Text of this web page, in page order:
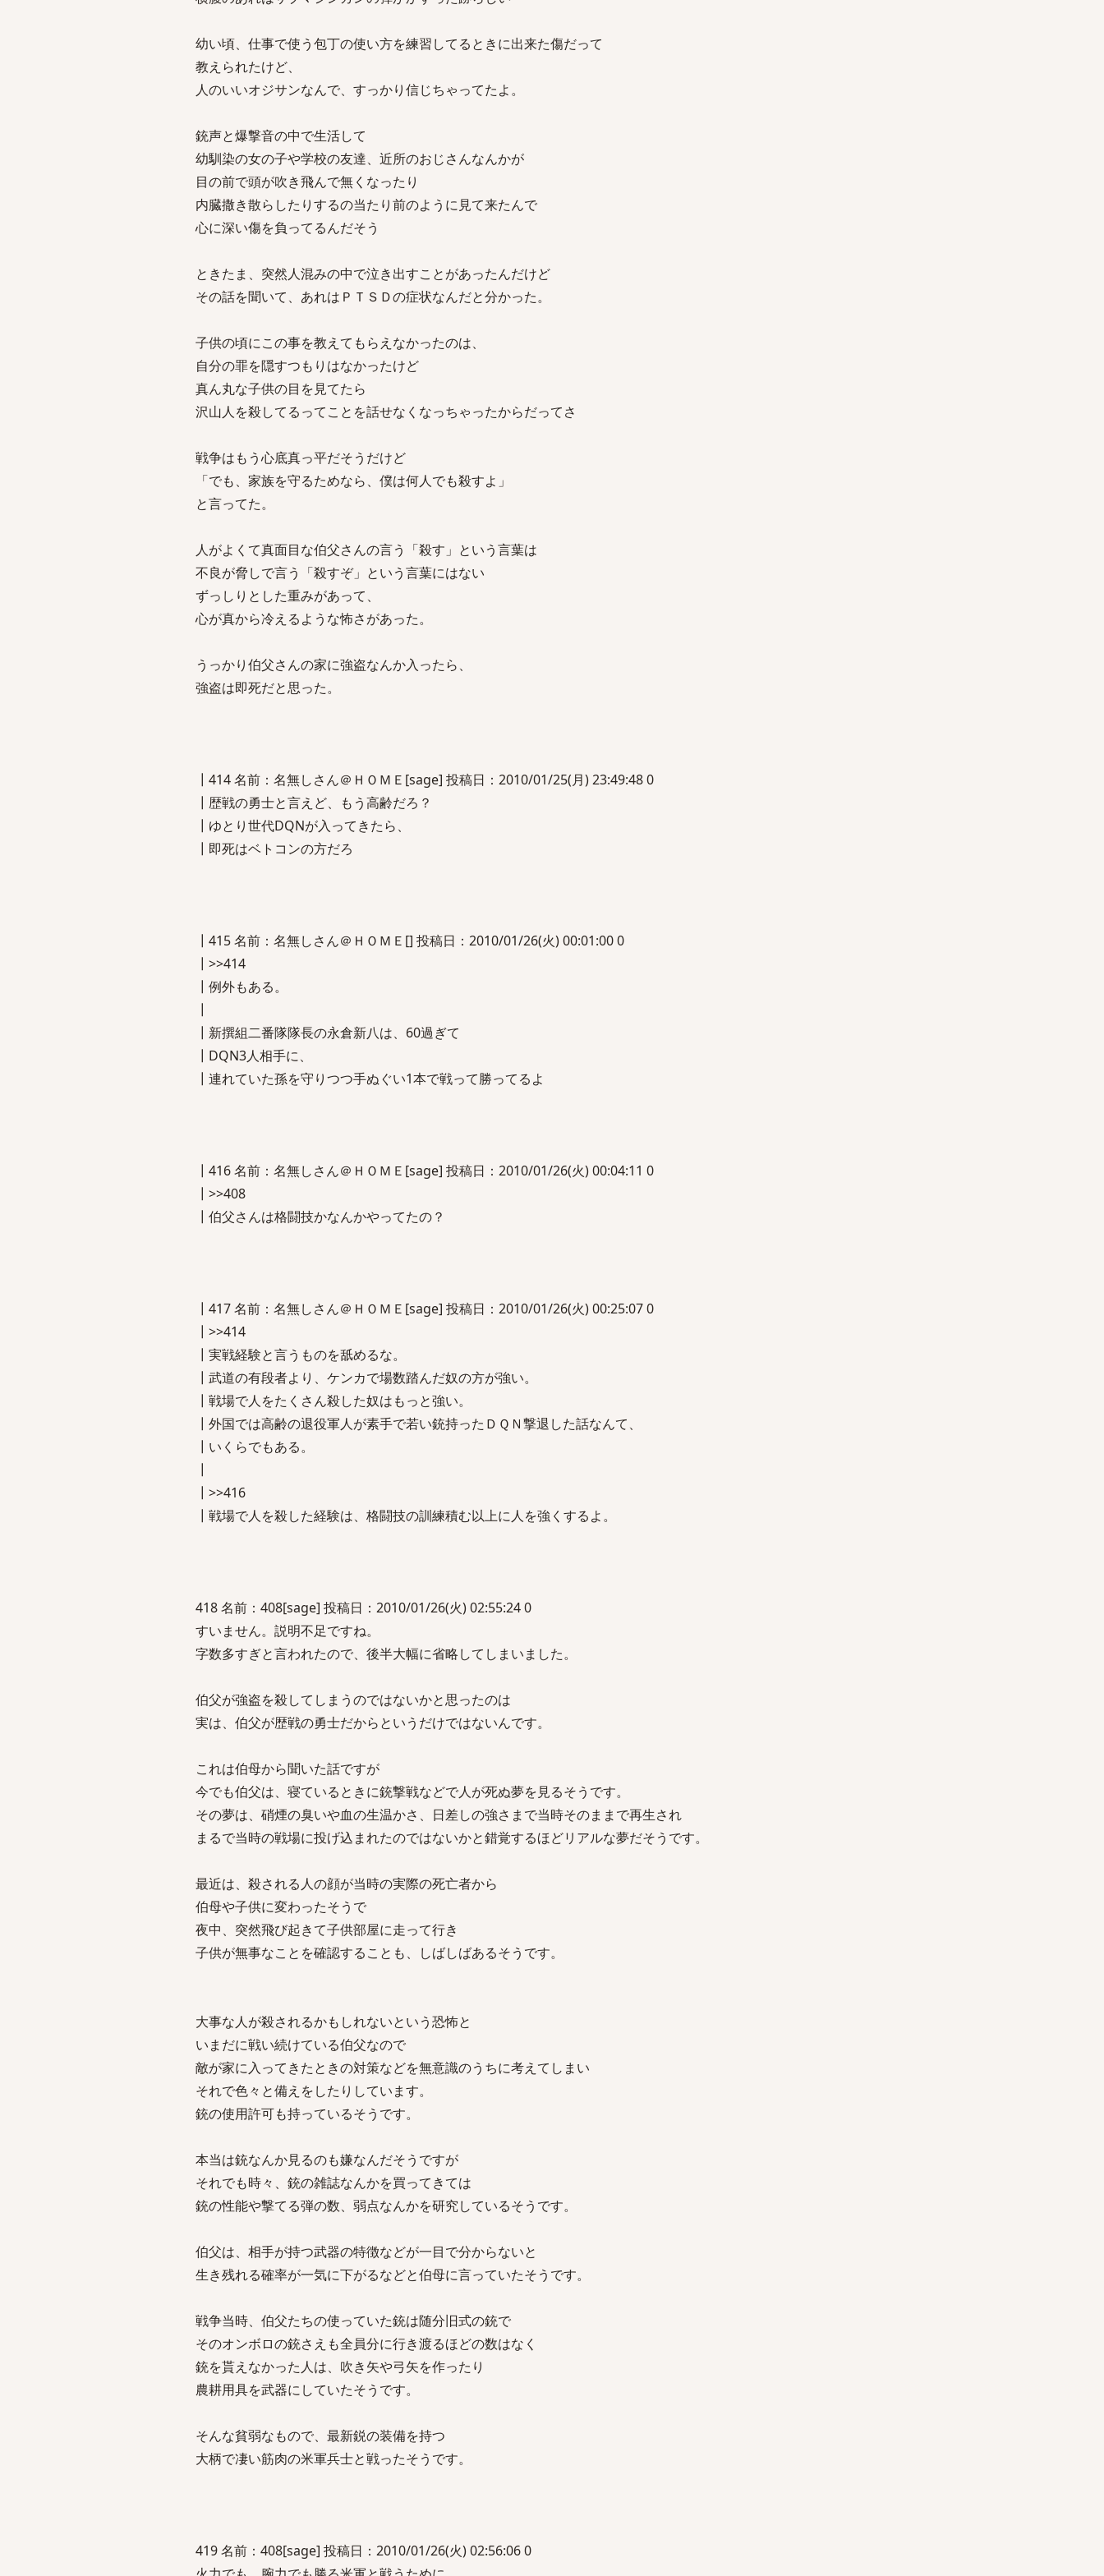
幼い頃、仕事で使う包丁の使い方を練習してるときに出来た傷だって
教えられたけど、
人のいいオジサンなんで、すっかり信じちゃってたよ。
銃声と爆撃音の中で生活して
幼馴染の女の子や学校の友達、近所のおじさんなんかが
目の前で頭が吹き飛んで無くなったり
内臓撒き散らしたりするの当たり前のように見て来たんで
心に深い傷を負ってるんだそう
ときたま、突然人混みの中で泣き出すことがあったんだけど
その話を聞いて、あれはＰＴＳＤの症状なんだと分かった。
子供の頃にこの事を教えてもらえなかったのは、
自分の罪を隠すつもりはなかったけど
真ん丸な子供の目を見てたら
沢山人を殺してるってことを話せなくなっちゃったからだってさ
戦争はもう心底真っ平だそうだけど
「でも、家族を守るためなら、僕は何人でも殺すよ」
と言ってた。
人がよくて真面目な伯父さんの言う「殺す」という言葉は
不良が脅しで言う「殺すぞ」という言葉にはない
ずっしりとした重みがあって、
心が真から冷えるような怖さがあった。
うっかり伯父さんの家に強盗なんか入ったら、
強盗は即死だと思った。
┃414 名前：名無しさん＠ＨＯＭＥ[sage] 投稿日：2010/01/25(月) 23:49:48 0
┃歴戦の勇士と言えど、もう高齢だろ？
┃ゆとり世代DQNが入ってきたら、
┃即死はベトコンの方だろ
┃415 名前：名無しさん＠ＨＯＭＥ[] 投稿日：2010/01/26(火) 00:01:00 0
┃>>414
┃例外もある。
┃
┃新撰組二番隊隊長の永倉新八は、60過ぎて
┃DQN3人相手に、
┃連れていた孫を守りつつ手ぬぐい1本で戦って勝ってるよ
┃416 名前：名無しさん＠ＨＯＭＥ[sage] 投稿日：2010/01/26(火) 00:04:11 0
┃>>408
┃伯父さんは格闘技かなんかやってたの？
┃417 名前：名無しさん＠ＨＯＭＥ[sage] 投稿日：2010/01/26(火) 00:25:07 0
┃>>414
┃実戦経験と言うものを舐めるな。
┃武道の有段者より、ケンカで場数踏んだ奴の方が強い。
┃戦場で人をたくさん殺した奴はもっと強い。
┃外国では高齢の退役軍人が素手で若い銃持ったＤＱＮ撃退した話なんて、
┃いくらでもある。
┃
┃>>416
┃戦場で人を殺した経験は、格闘技の訓練積む以上に人を強くするよ。
418 名前：408[sage] 投稿日：2010/01/26(火) 02:55:24 0
すいません。説明不足ですね。
字数多すぎと言われたので、後半大幅に省略してしまいました。
伯父が強盗を殺してしまうのではないかと思ったのは
実は、伯父が歴戦の勇士だからというだけではないんです。
これは伯母から聞いた話ですが
今でも伯父は、寝ているときに銃撃戦などで人が死ぬ夢を見るそうです。
その夢は、硝煙の臭いや血の生温かさ、日差しの強さまで当時そのままで再生され
まるで当時の戦場に投げ込まれたのではないかと錯覚するほどリアルな夢だそうです。
最近は、殺される人の顔が当時の実際の死亡者から
伯母や子供に変わったそうで
夜中、突然飛び起きて子供部屋に走って行き
子供が無事なことを確認することも、しばしばあるそうです。
大事な人が殺されるかもしれないという恐怖と
いまだに戦い続けている伯父なので
敵が家に入ってきたときの対策などを無意識のうちに考えてしまい
それで色々と備えをしたりしています。
銃の使用許可も持っているそうです。
本当は銃なんか見るのも嫌なんだそうですが
それでも時々、銃の雑誌なんかを買ってきては
銃の性能や撃てる弾の数、弱点なんかを研究しているそうです。
伯父は、相手が持つ武器の特徴などが一目で分からないと
生き残れる確率が一気に下がるなどと伯母に言っていたそうです。
戦争当時、伯父たちの使っていた銃は随分旧式の銃で
そのオンボロの銃さえも全員分に行き渡るほどの数はなく
銃を貰えなかった人は、吹き矢や弓矢を作ったり
農耕用具を武器にしていたそうです。
そんな貧弱なもので、最新鋭の装備を持つ
大柄で凄い筋肉の米軍兵士と戦ったそうです。
419 名前：408[sage] 投稿日：2010/01/26(火) 02:56:06 0